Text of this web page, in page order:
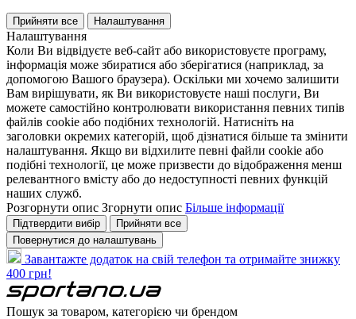
Прийняти все Налаштування
Налаштування
Коли Ви відвідуєте веб-сайт або використовуєте програму,
інформація може збиратися або зберігатися (наприклад, за
допомогою Вашого браузера). Оскільки ми хочемо залишити
Вам вирішувати, як Ви використовуєте наші послуги, Ви
можете самостійно контролювати використання певних типів
файлів cookie або подібних технологій. Натисніть на
заголовки окремих категорій, щоб дізнатися більше та змінити
налаштування. Якщо ви відхилите певні файли cookie або
подібні технології, це може призвести до відображення менш
релевантного вмісту або до недоступності певних функцій
наших служб.
Розгорнути опис Згорнути опис Більше інформації
Підтвердити вибір
Прийняти все
Повернутися до налаштувань
Завантажте додаток на свій телефон та отримайте знижку
400 грн!
Пошук за товаром, категорією чи брендом